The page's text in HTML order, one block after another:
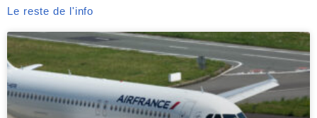
Le reste de l'info